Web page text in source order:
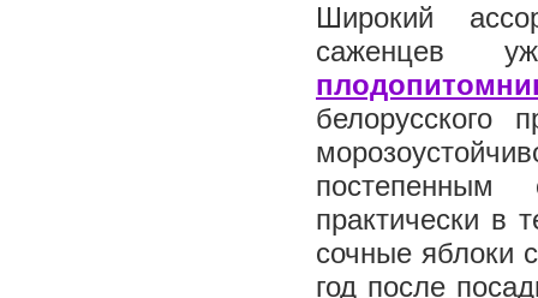
Широкий
саженцев
белорусского
практически в
сочные яблоки
год после